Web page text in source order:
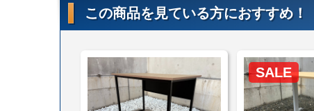
この商品を見ている方におすすめ！
SALE